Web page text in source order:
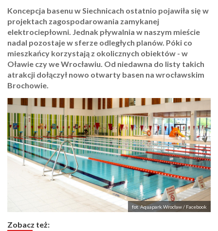
Koncepcja basenu w Siechnicach ostatnio pojawiła się w
projektach zagospodarowania zamykanej
elektrociepłowni. Jednak pływalnia w naszym mieście
nadal pozostaje w sferze odległych planów. Póki co
mieszkańcy korzystają z okolicznych obiektów - w
Oławie czy we Wrocławiu. Od niedawna do listy takich
atrakcji dołączył nowo otwarty basen na wrocławskim
Brochowie.
fot. Aquapark Wrocław / Facebook
Zobacz też: